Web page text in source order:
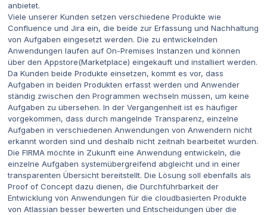
anbietet.
Viele unserer Kunden setzen verschiedene Produkte wie
Confluence und Jira ein, die beide zur Erfassung und Nachhaltung
von Aufgaben eingesetzt werden. Die zu entwickelnden
Anwendungen laufen auf On-Premises Instanzen und können
über den Appstore(Marketplace) eingekauft und installiert werden.
Da Kunden beide Produkte einsetzen, kommt es vor, dass
Aufgaben in beiden Produkten erfasst werden und Anwender
ständig zwischen den Programmen wechseln müssen, um keine
Aufgaben zu übersehen. In der Vergangenheit ist es häufiger
vorgekommen, dass durch mangelnde Transparenz, einzelne
Aufgaben in verschiedenen Anwendungen von Anwendern nicht
erkannt worden sind und deshalb nicht zeitnah bearbeitet wurden.
Die FIRMA möchte in Zukunft eine Anwendung entwickeln, die
einzelne Aufgaben systemübergreifend abgleicht und in einer
transparenten Übersicht bereitstellt. Die Lösung soll ebenfalls als
Proof of Concept dazu dienen, die Durchführbarkeit der
Entwicklung von Anwendungen für die cloudbasierten Produkte
von Atlassian besser bewerten und Entscheidungen über die